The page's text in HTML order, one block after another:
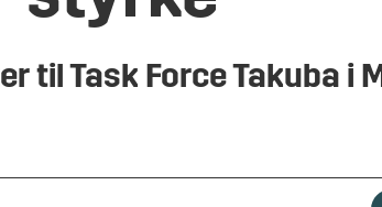
til Task Force Takuba i